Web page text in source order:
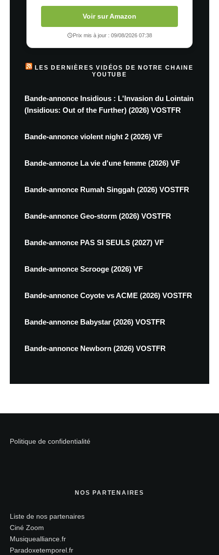
Voir sur Amazon
Prix mis à jour : 09/08/2026 07:38
LES DERNIÈRES VIDÉOS DE NOTRE CHAINE
YOUTUBE
Bande-annonce Insidious : L'Invasion du Lointain
(Insidious: Out of the Further) (2026) VOSTFR
Bande-annonce violent night 2 (2026) VF
Bande-annonce La vie d'une femme (2026) VF
Bande-annonce Rumah Singgah (2026) VOSTFR
Bande-annonce Geo-storm (2026) VOSTFR
Bande-annonce PAS SI SEULS (2027) VF
Bande-annonce Scrooge (2026) VF
Bande-annonce Coyote vs ACME (2026) VOSTFR
Bande-annonce Babystar (2026) VOSTFR
Bande-annonce Newborn (2026) VOSTFR
Politique de confidentialité
NOS PARTENAIRES
Liste de nos partenaires
Ciné Zoom
Musiquealliance.fr
Paradoxetemporel.fr